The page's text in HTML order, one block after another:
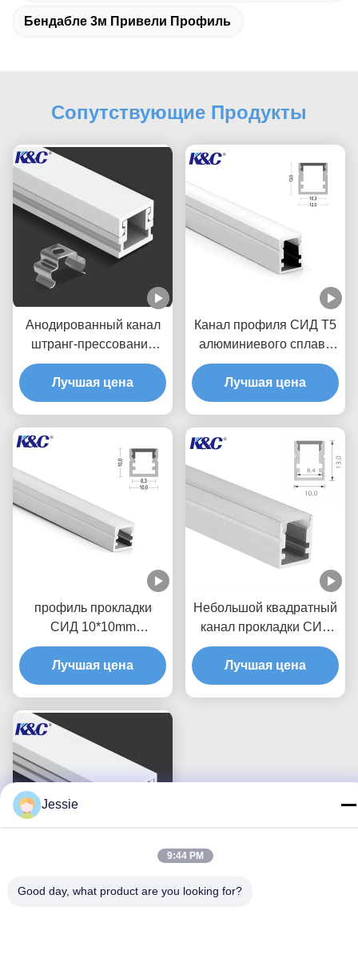
Бендабле 3м Привели Профиль
Сопутствующие Продукты
Анодированный канал
штранг-прессования
профиля небольшой
прокладки СИД
алюминиевый
Лучшая цена
Канал профиля СИД T5
алюминиевого сплава
6063 с крышкой
отражетеля ПК
Лучшая цена
профиль прокладки
СИД 10*10mm
алюминиевый с
крышкой отражетеля ПК
PMMA
Лучшая цена
Небольшой квадратный
канал прокладки СИД
потолочного освещения
10*13mm с отражетелем
Лучшая цена
Канал снабжения
Jessie
9:44 PM
Good day, what product are you looking for?